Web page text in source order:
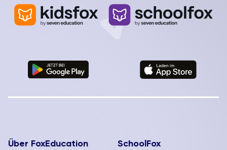
Über FoxEducation SchoolFox